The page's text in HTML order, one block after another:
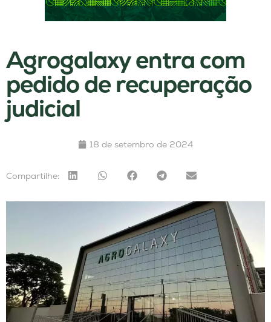
Agrogalaxy entra com
pedido de recuperação
judicial
18 de setembro de 2024
Compartilhe: